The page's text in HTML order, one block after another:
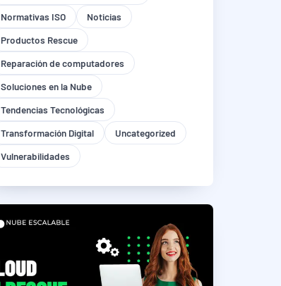
Normativas ISO
Noticias
Productos Rescue
Reparación de computadores
Soluciones en la Nube
Tendencias Tecnológicas
Transformación Digital
Uncategorized
Vulnerabilidades